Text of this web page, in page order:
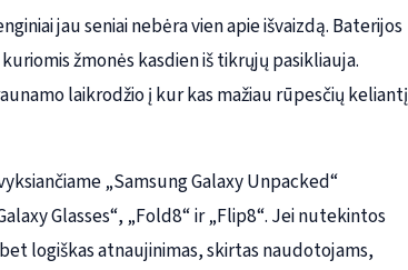
jau seniai nebėra vien apie išvaizdą. Baterijos
žmonės kasdien iš tikrųjų pasikliauja.
laikrodžio į kur kas mažiau rūpesčių keliantį
„Samsung Galaxy Unpacked“
Glasses“, „Fold8“ ir „Flip8“. Jei nutekintos
logiškas atnaujinimas, skirtas naudotojams,